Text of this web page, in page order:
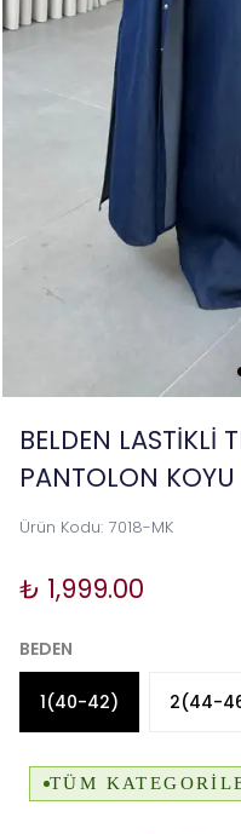
BELDEN LASTİKLİ
PANTOLON
Ürün Kodu: 7018-MK
₺ 1,999.00
BEDEN
1(40-42) 2(44-